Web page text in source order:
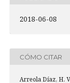
2018-06-08
CÓMO CITAR
Arreola Díaz, H.